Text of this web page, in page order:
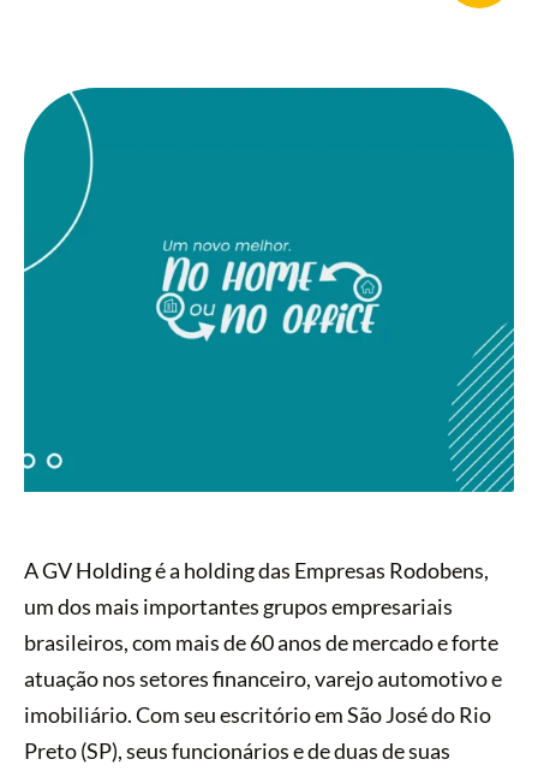
A GV Holding é a holding das Empresas Rodobens,
um dos mais importantes grupos empresariais
brasileiros, com mais de 60 anos de mercado e forte
atuação nos setores financeiro, varejo automotivo e
imobiliário. Com seu escritório em São José do Rio
Preto (SP), seus funcionários e de duas de suas